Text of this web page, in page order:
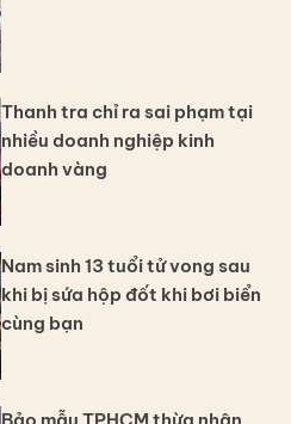
Thanh tra chỉ ra sai phạm tại
nhiều doanh nghiệp kinh
doanh vàng
Nam sinh 13 tuổi tử vong sau
khi bị sứa hộp đốt khi bơi biển
cùng bạn